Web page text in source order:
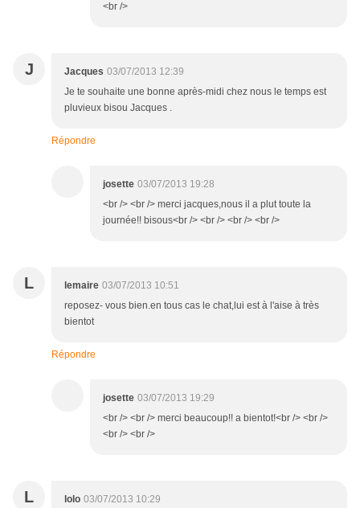
<br />
J Jacques 03/07/2013 12:39
Je te souhaite une bonne après-midi chez nous le temps est
pluvieux bisou Jacques .
Répondre
josette 03/07/2013 19:28
<br /> <br /> merci jacques,nous il a plut toute la
journée!! bisous<br /> <br /> <br /> <br />
L lemaire 03/07/2013 10:51
reposez- vous bien.en tous cas le chat,lui est à l'aise à très
bientot
Répondre
josette 03/07/2013 19:29
<br /> <br /> merci beaucoup!! a bientot!<br /> <br />
<br /> <br />
L lolo 03/07/2013 10:29